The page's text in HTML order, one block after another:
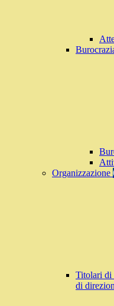
Organizzazione
Titolari di
di